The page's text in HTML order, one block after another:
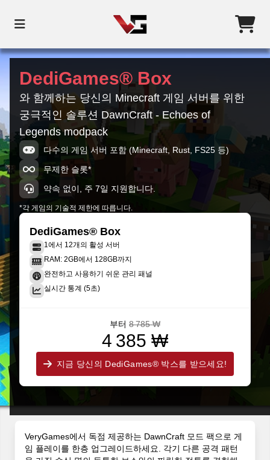
DediGames® Box
와 함께하는 당신의 Minecraft 게임 서버를 위한
궁극적인 솔루션 DawnCraft - Echoes of
Legends modpack
다수의 게임 서버 포함 (Minecraft, Rust, FS25 등)
무제한 슬롯*
약속 없이, 주 7일 지원합니다.
*각 게임의 기술적 제한에 따릅니다.
DediGames® Box
1에서 12개의 활성 서버
RAM: 2GB에서 128GB까지
완전하고 사용하기 쉬운 관리 패널
실시간 통계 (5초)
부터 8 785 ₩
4 385 ₩
지금 당신의 DediGames® 박스를 받으세요!
VeryGames에서 독점 제공하는 DawnCraft 모드 팩으로 게
임 플레이를 한층 업그레이드하세요. 각기 다른 공격 패턴